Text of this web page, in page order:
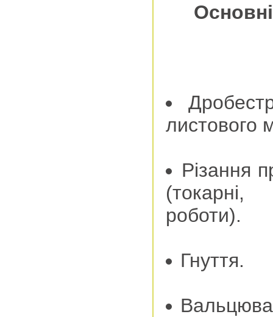
листового
Різання
(токарні,
роботи).
Гнуття.